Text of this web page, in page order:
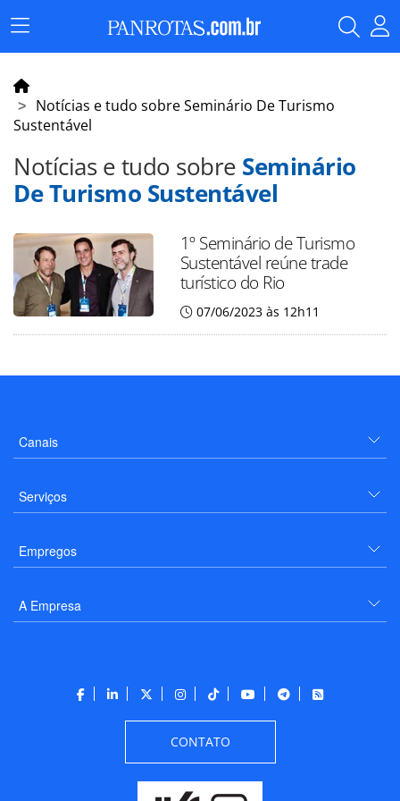
Menu
Principal
Notícias e tudo sobre Seminário De Turismo
Sustentável
Notícias e tudo sobre Seminário
De Turismo Sustentável
1º Seminário de Turismo
Sustentável reúne trade
turístico do Rio
07/06/2023 às 12h11
Canais
Serviços
Empregos
A Empresa
CONTATO